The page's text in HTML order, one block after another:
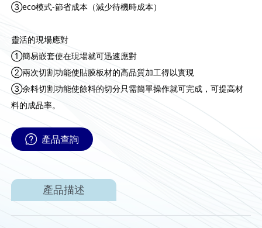
③eco模式-節省成本（減少待機時成本）
靈活的現場應對
①簡易嵌套使在現場就可迅速應對
②兩次切割功能使貼膜板材的高品質加工得以實現
③余料切割功能使餘料的切分只需簡單操作就可完成，可提高材
料的成品率。
產品查詢
產品描述